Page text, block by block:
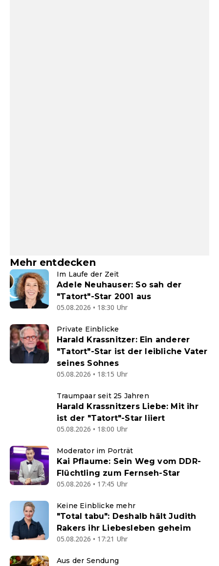
Mehr entdecken
Im Laufe der Zeit
Adele Neuhauser: So sah der
"Tatort"-Star 2001 aus
05.08.2026 • 18:30 Uhr
Private Einblicke
Harald Krassnitzer: Ein anderer
"Tatort"-Star ist der leibliche Vater
seines Sohnes
05.08.2026 • 18:15 Uhr
Traumpaar seit 25 Jahren
Harald Krassnitzers Liebe: Mit ihr
ist der "Tatort"-Star liiert
05.08.2026 • 18:00 Uhr
Moderator im Porträt
Kai Pflaume: Sein Weg vom DDR-
Flüchtling zum Fernseh-Star
05.08.2026 • 17:45 Uhr
Keine Einblicke mehr
"Total tabu": Deshalb hält Judith
Rakers ihr Liebesleben geheim
05.08.2026 • 17:21 Uhr
Aus der Sendung